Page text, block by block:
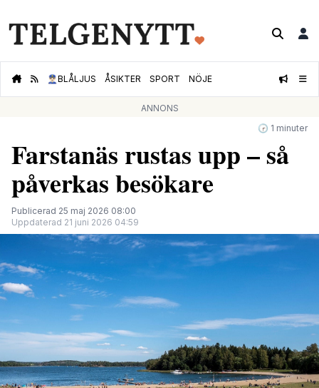
👮🏻‍♂️BLÅLJUS ÅSIKTER SPORT NÖJE
ANNONS
🕝 1 minuter
Farstanäs rustas upp – så
påverkas besökare
Publicerad 25 maj 2026 08:00
Uppdaterad 21 juni 2026 04:59